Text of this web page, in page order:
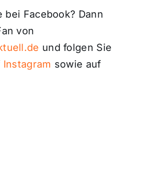
bei Facebook? Dann
von
und folgen Sie
Instagram sowie auf